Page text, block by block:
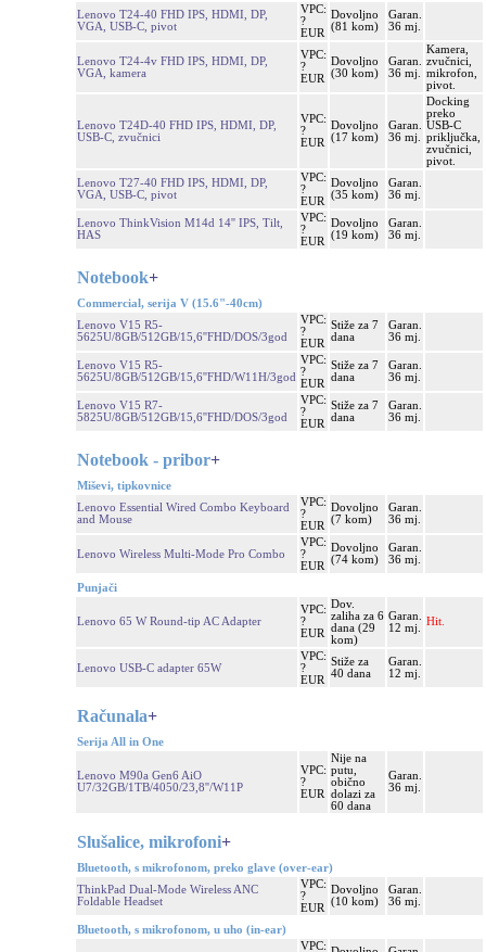
Lenovo T24-40 FHD IPS, HDMI, DP,
VGA, USB-C, pivot
VPC:
?
EUR
Dovoljno
(81 kom)
Garan.
36 mj.
Lenovo T24-4v FHD IPS, HDMI, DP,
VGA, kamera
VPC:
?
EUR
Dovoljno
(30 kom)
Garan.
36 mj.
Kamera,
zvučnici,
mikrofon,
pivot.
Lenovo T24D-40 FHD IPS, HDMI, DP,
USB-C, zvučnici
VPC:
?
EUR
Dovoljno
(17 kom)
Garan.
36 mj.
Docking
preko
USB-C
priključka,
zvučnici,
pivot.
Lenovo T27-40 FHD IPS, HDMI, DP,
VGA, USB-C, pivot
VPC:
?
EUR
Dovoljno
(35 kom)
Garan.
36 mj.
Lenovo ThinkVision M14d 14'' IPS, Tilt,
HAS
VPC:
?
EUR
Dovoljno
(19 kom)
Garan.
36 mj.
Notebook+
Commercial, serija V (15.6"-40cm)
Lenovo V15 R5-
5625U/8GB/512GB/15,6''FHD/DOS/3god
VPC:
?
EUR
Stiže za 7
dana
Garan.
36 mj.
Lenovo V15 R5-
5625U/8GB/512GB/15,6''FHD/W11H/3god
VPC:
?
EUR
Stiže za 7
dana
Garan.
36 mj.
Lenovo V15 R7-
5825U/8GB/512GB/15,6''FHD/DOS/3god
VPC:
?
EUR
Stiže za 7
dana
Garan.
36 mj.
Notebook - pribor+
Miševi, tipkovnice
Lenovo Essential Wired Combo Keyboard
and Mouse
VPC:
?
EUR
Dovoljno
(7 kom)
Garan.
36 mj.
Lenovo Wireless Multi-Mode Pro Combo
VPC:
?
EUR
Dovoljno
(74 kom)
Garan.
36 mj.
Punjači
Lenovo 65 W Round-tip AC Adapter
VPC:
?
EUR
Dov.
zaliha za 6
dana (29
kom)
Garan.
12 mj.
Hit.
Lenovo USB-C adapter 65W
VPC:
?
EUR
Stiže za
40 dana
Garan.
12 mj.
Računala+
Serija All in One
Lenovo M90a Gen6 AiO
U7/32GB/1TB/4050/23,8''/W11P
VPC:
?
EUR
Nije na
putu,
obično
dolazi za
60 dana
Garan.
36 mj.
Slušalice, mikrofoni+
Bluetooth, s mikrofonom, preko glave (over-ear)
ThinkPad Dual-Mode Wireless ANC
Foldable Headset
VPC:
?
EUR
Dovoljno
(10 kom)
Garan.
36 mj.
Bluetooth, s mikrofonom, u uho (in-ear)
VPC: